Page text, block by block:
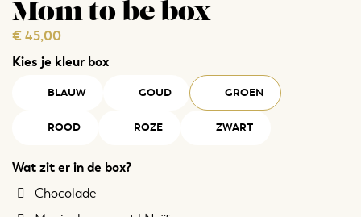
Mom to be box
€ 45,00
Kies je kleur box
BLAUW GOUD GROEN
ROOD ROZE ZWART
Wat zit er in de box?
Chocolade